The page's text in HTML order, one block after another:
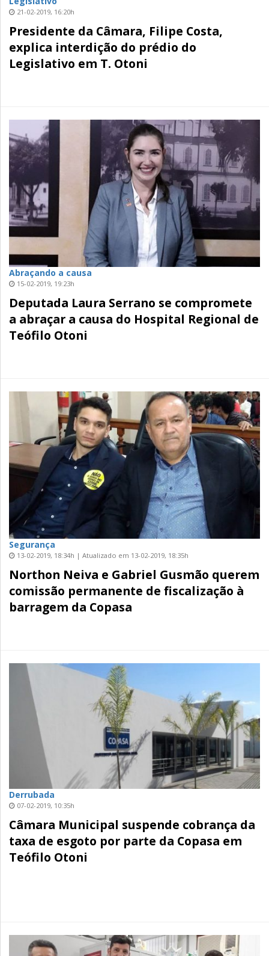
21-02-2019, 16:20h
Presidente da Câmara, Filipe Costa,
explica interdição do prédio do
Legislativo em T. Otoni
Abraçando a causa
15-02-2019, 19:23h
Deputada Laura Serrano se compromete
a abraçar a causa do Hospital Regional de
Teófilo Otoni
Segurança
13-02-2019, 18:34h | Atualizado em 13-02-2019, 18:35h
Northon Neiva e Gabriel Gusmão querem
comissão permanente de fiscalização à
barragem da Copasa
Derrubada
07-02-2019, 10:35h
Câmara Municipal suspende cobrança da
taxa de esgoto por parte da Copasa em
Teófilo Otoni